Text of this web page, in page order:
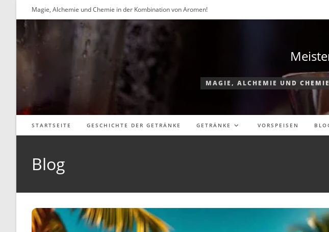
Inhalt
Magie, Alchemie und Chemie in der Kombination von Aromen!
MAGIE, ALCHEMIE UND
STARTSEITE GESCHICHTE DER GETRÄNKE GETRÄNKE VORSPEISEN
Blog